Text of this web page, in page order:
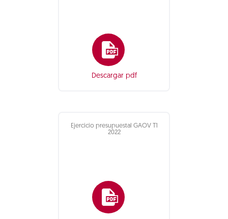
Descargar pdf
Ejercicio presupuestal GAOV T1
2022